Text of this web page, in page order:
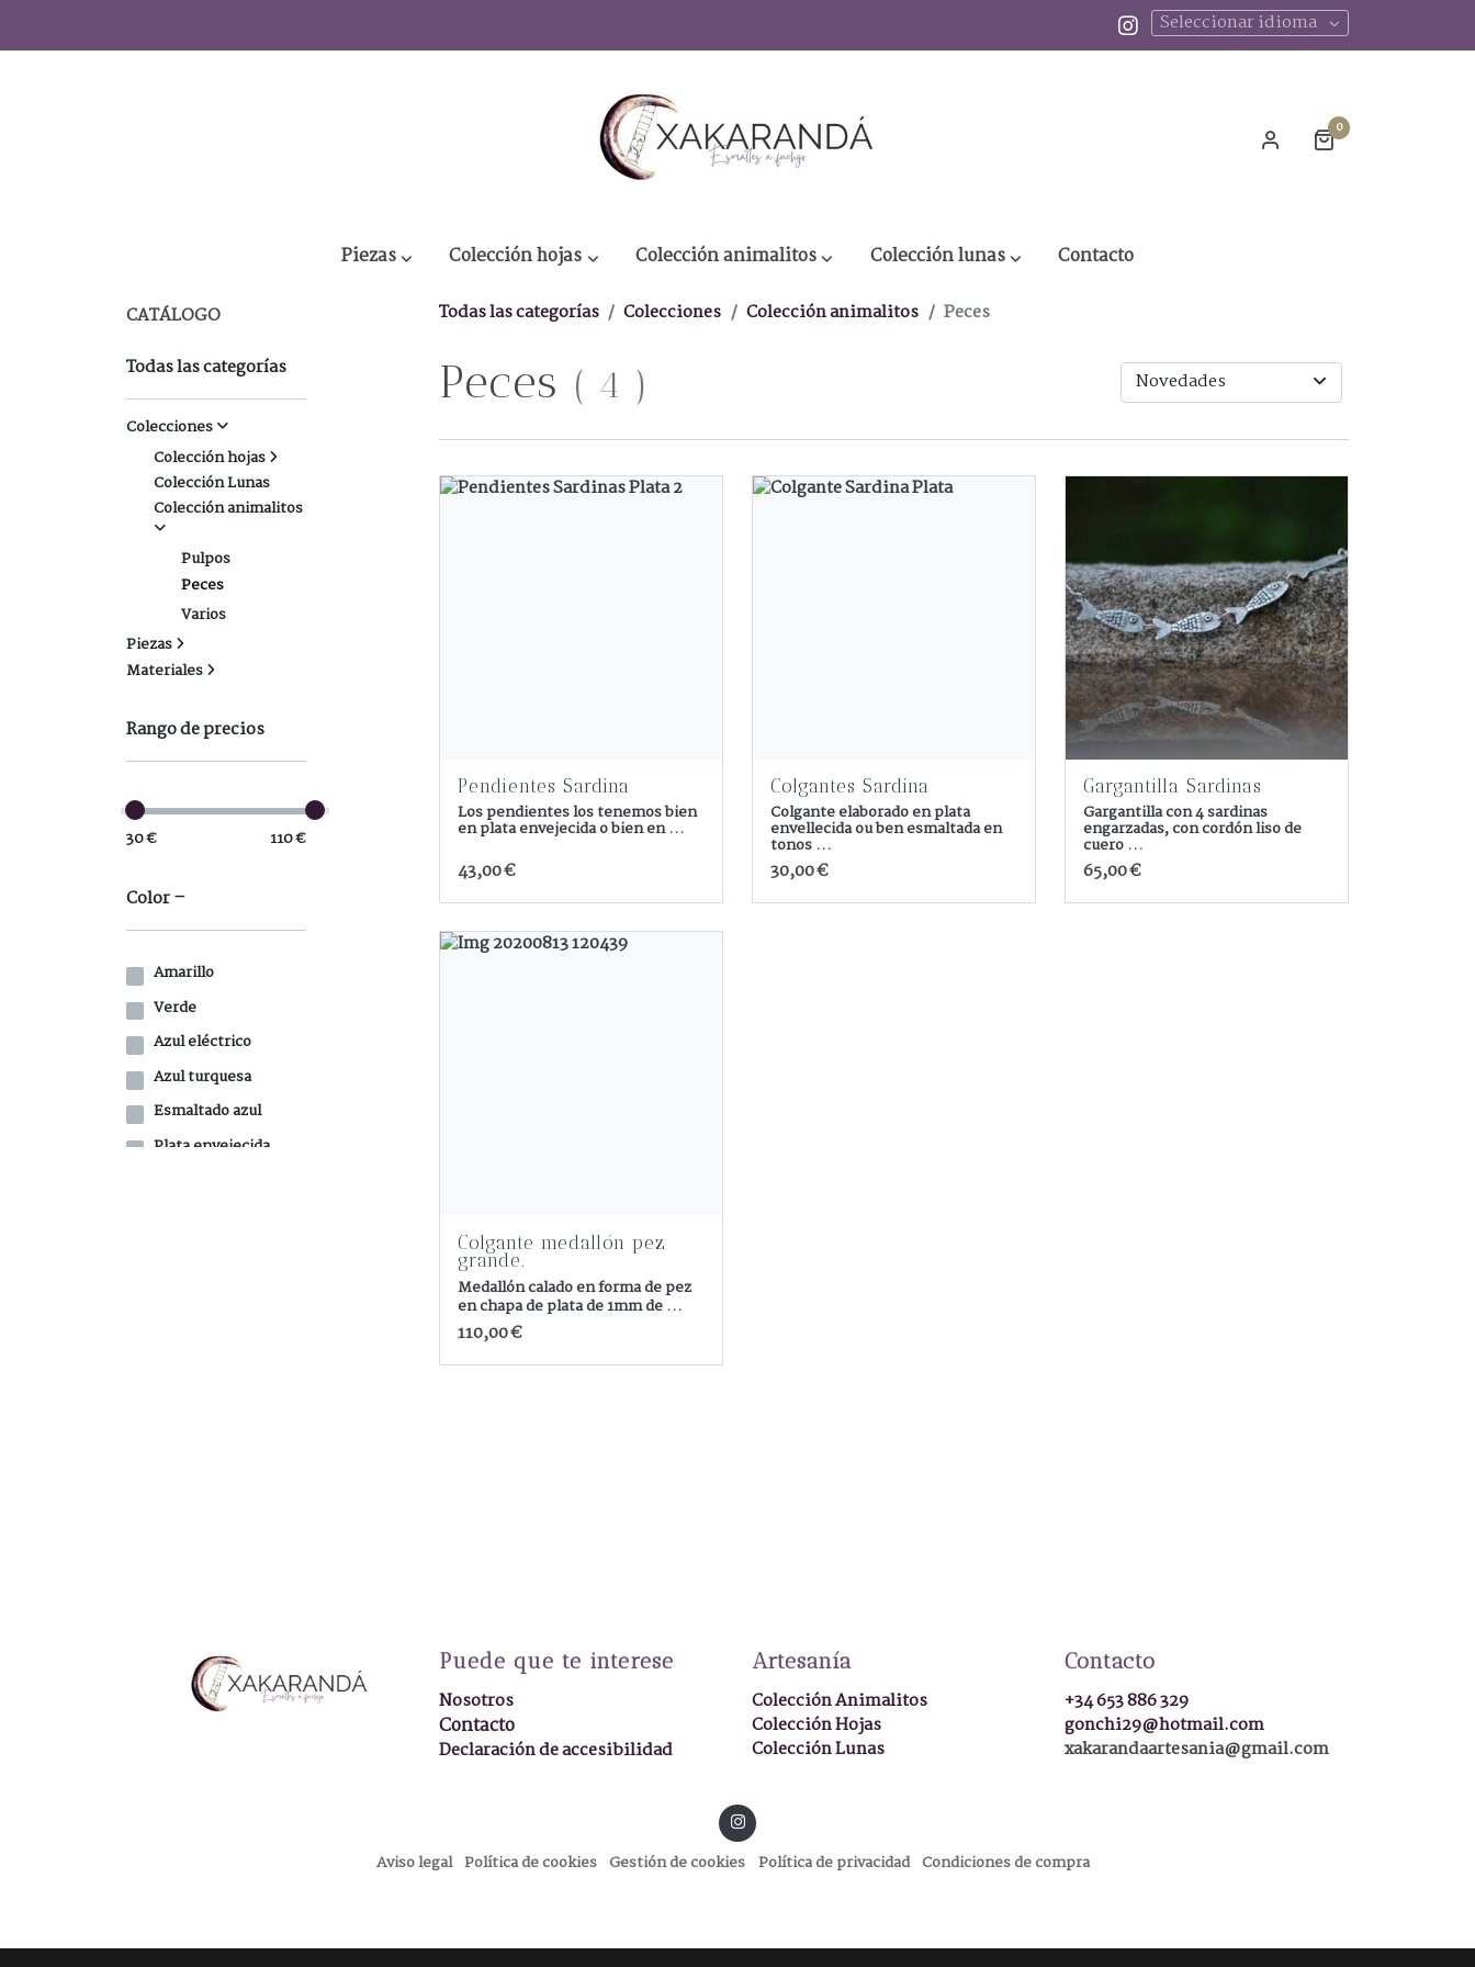
Seleccionar idioma
0
Piezas Colección hojas Colección animalitos Colección lunas Contacto
CATÁLOGO
Todas las categorías
Colecciones
Colección hojas
Colección Lunas
Colección animalitos
Pulpos
Peces
Varios
Piezas
Materiales
Rango de precios
30 € 110 €
Color
Amarillo
Verde
Azul eléctrico
Azul turquesa
Esmaltado azul
Plata envejecida
Verde oscuro
Naranja
Todas las categorías Colecciones Colección animalitos Peces
Peces ( 4 ) Novedades
Pendientes Sardina
Los pendientes los tenemos bien
en plata envejecida o bien en ...
43,00 €
Colgantes Sardina
Colgante elaborado en plata
envellecida ou ben esmaltada en
tonos ...
30,00 €
Gargantilla Sardinas
Gargantilla con 4 sardinas
engarzadas, con cordón liso de
cuero ...
65,00 €
Colgante medallón pez
grande.
Medallón calado en forma de pez
en chapa de plata de 1mm de ...
110,00 €
Puede que te interese
Nosotros
Contacto
Declaración de accesibilidad
Artesanía
Colección Animalitos
Colección Hojas
Colección Lunas
Contacto
+34 653 886 329
gonchi29@hotmail.com
xakarandaartesania@gmail.com
Aviso legal Política de cookies Gestión de cookies Política de privacidad Condiciones de compra